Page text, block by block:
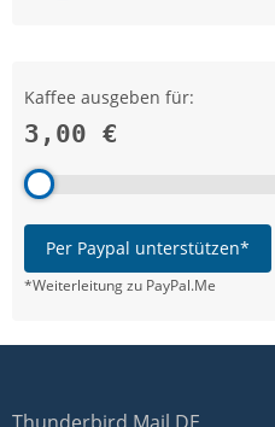
Kaffee ausgeben für:
3,00 €
Per Paypal unterstützen*
*Weiterleitung zu PayPal.Me